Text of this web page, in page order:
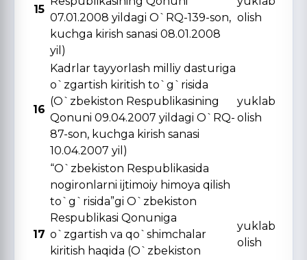
15
07.01.2008 yildagi O`RQ-139-son,
kuchga kirish sanasi 08.01.2008
yil)
olish
16
Kadrlar tayyorlash milliy dasturiga
o`zgartish kiritish to`g`risida
(O`zbekiston Respublikasining
Qonuni 09.04.2007 yildagi O`RQ-
87-son, kuchga kirish sanasi
10.04.2007 yil)
yuklab
olish
17
“O`zbekiston Respublikasida
nogironlarni ijtimoiy himoya qilish
to`g`risida”gi O`zbekiston
Respublikasi Qonuniga
o`zgartish va qo`shimchalar
kiritish haqida (O`zbekiston
yuklab
olish